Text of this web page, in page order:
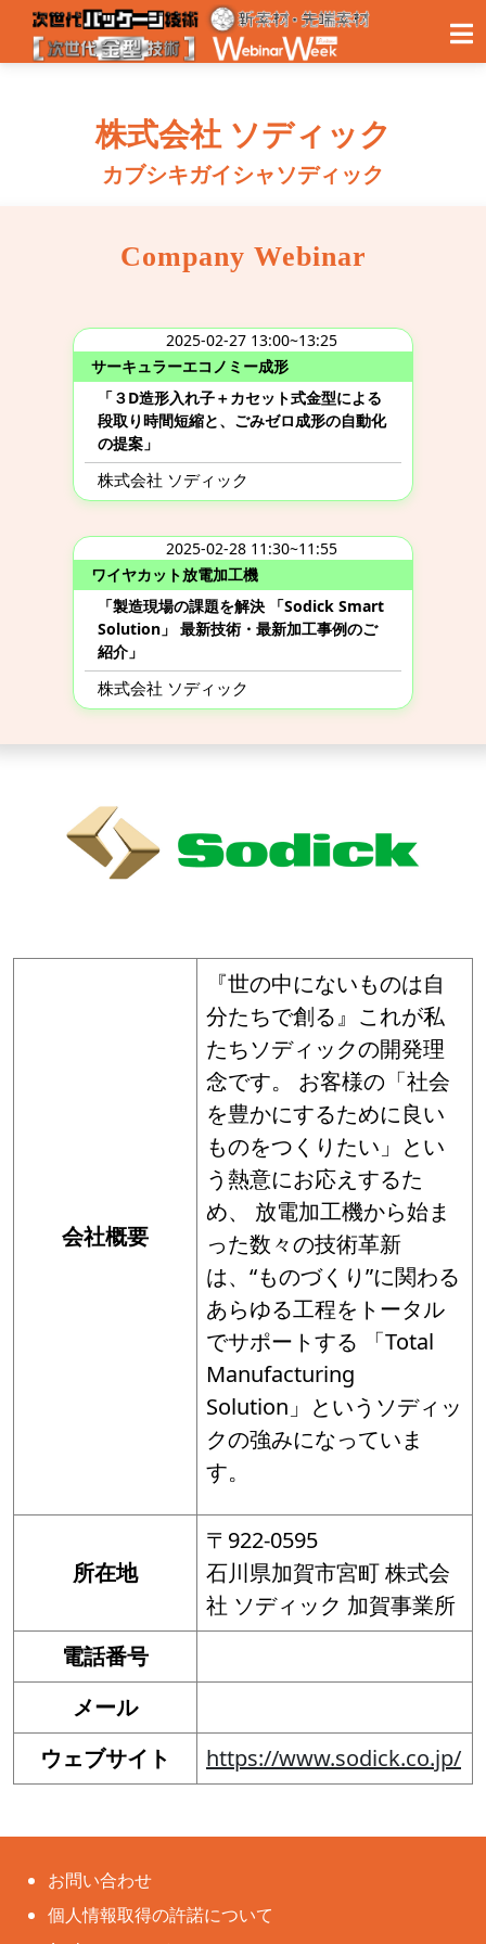
株式会社 ソディック
カブシキガイシャソディック
Company Webinar
2025-02-27 13:00~13:25
サーキュラーエコノミー成形
「３D造形入れ子＋カセット式金型による
段取り時間短縮と、ごみゼロ成形の自動化
の提案」
株式会社 ソディック
2025-02-28 11:30~11:55
ワイヤカット放電加工機
「製造現場の課題を解決 「Sodick Smart
Solution」 最新技術・最新加工事例のご
紹介」
株式会社 ソディック
会社概要
『世の中にないものは自
分たちで創る』これが私
たちソディックの開発理
念です。 お客様の「社会
を豊かにするために良い
ものをつくりたい」とい
う熱意にお応えするた
め、 放電加工機から始ま
った数々の技術革新
は、 “ものづくり”に関わる
あらゆる工程をトータル
でサポートする 「Total
Manufacturing
Solution 」というソディッ
クの強みになっていま
す。
所在地
〒922-0595
石川県加賀市宮町 株式会
社 ソディック 加賀事業所
電話番号
メール
ウェブサイト
https://www.sodick.co.jp/
お問い合わせ
個人情報取得の許諾について